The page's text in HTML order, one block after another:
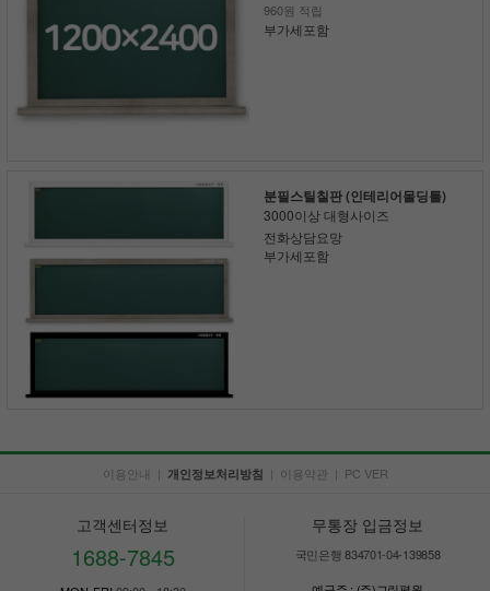
960원 적립
부가세포함
분필스틸칠판 (인테리어몰딩틀)
3000이상 대형사이즈
전화상담요망
부가세포함
이용안내 | 개인정보처리방침 | 이용약관 | PC VER
고객센터정보
1688-7845
무통장 입금정보
국민은행 834701-04-139858